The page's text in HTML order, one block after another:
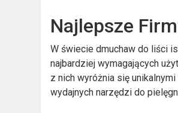
Najlepsze
W świecie dmuchaw do liści
najbardziej wymagających
z nich wyróżnia się
wydajnych narzędzi do